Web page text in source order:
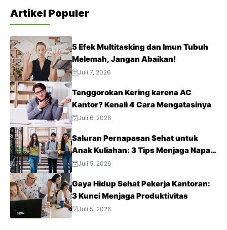
Artikel Populer
5 Efek Multitasking dan Imun Tubuh
Melemah, Jangan Abaikan!
Juli 7, 2026
Tenggorokan Kering karena AC
Kantor? Kenali 4 Cara Mengatasinya
Juli 6, 2026
Saluran Pernapasan Sehat untuk
Anak Kuliahan: 3 Tips Menjaga Napas
Tetap Optimal di Tengah Aktivitas
Juli 5, 2026
Gaya Hidup Sehat Pekerja Kantoran:
3 Kunci Menjaga Produktivitas
Juli 5, 2026